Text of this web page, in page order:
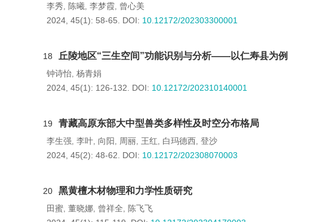
李秀, 陈曦, 李梦霞, 曾心美
2024, 45(1): 58-65.
DOI: 10.12172/202303300001
18 丘陵地区“三生空间”功能识别与分析——以仁寿县为例
钟诗怡, 杨青娟
2024, 45(1): 126-132.
DOI: 10.12172/202310140001
19 青藏高原东部大中型兽类多样性及时空分布格局
李生强, 李叶, 向阳, 周丽, 王红, 白玛德西, 登沙
2024, 45(2): 48-62.
DOI: 10.12172/202308070003
20 黑黄檀木材物理和力学性质研究
田蜜, 董晓娜, 曾祥全, 陈飞飞